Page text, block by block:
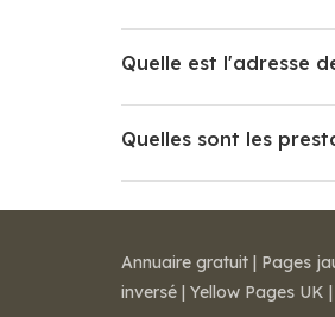
Quelle est l'adresse
Quelles sont les
Annuaire gratuit | Pages
inversé | Yellow Pages UK |